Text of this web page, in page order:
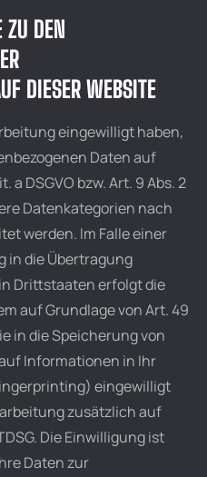
DEN
DIESER WEBSITE
eingewilligt haben,
Daten auf
a DSGVO bzw. Art. 9 Abs. 2
Datenkategorien nach
werden. Im Falle einer
in die Übertragung
Drittstaaten erfolgt die
auf Grundlage von Art. 49
in die Speicherung von
Informationen in Ihr
eingewilligt
zusätzlich auf
Die Einwilligung ist
Daten zur